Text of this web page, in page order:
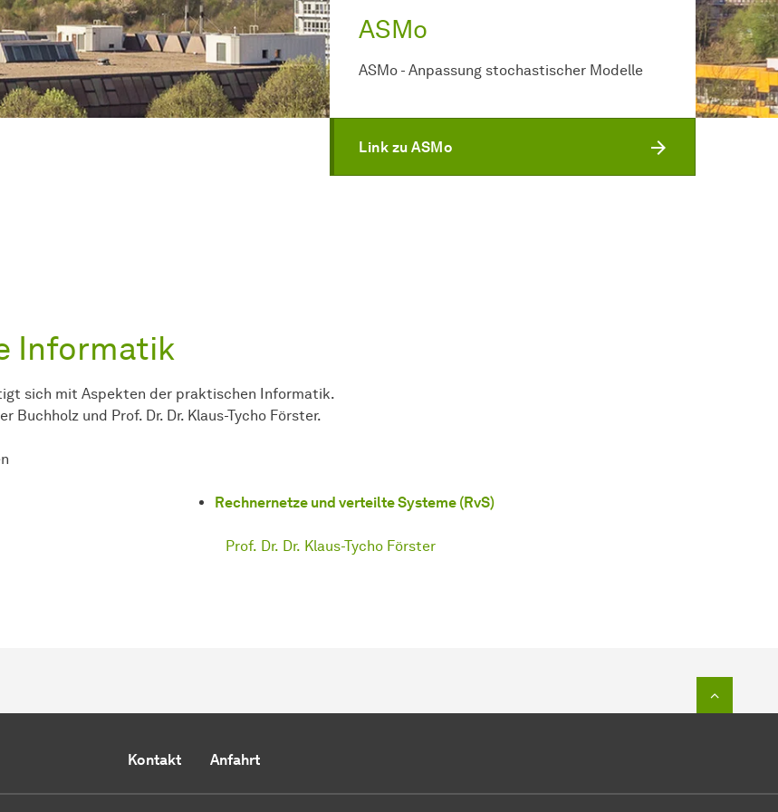
ASMo
ASMo - Anpassung stochastischer Modelle
Link zu ASMo
Informatik
sich mit Aspekten der praktischen Informatik.
und Prof. Dr. Dr. Klaus-Tycho Förster.
Rechnernetze und verteilte Systeme (RvS)
Prof. Dr. Dr. Klaus-Tycho Förster
Kontakt Anfahrt